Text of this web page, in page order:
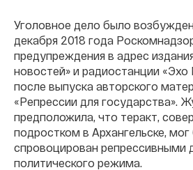
Уголовное дело было
декабря 2018 года
предупреждения в адрес
новостей» и радиостанции
после выпуска авторского
«Репрессии для государства».
предположила, что теракт,
подростком в Архангельске, мог
спровоцирован репрессивными
политического режима.